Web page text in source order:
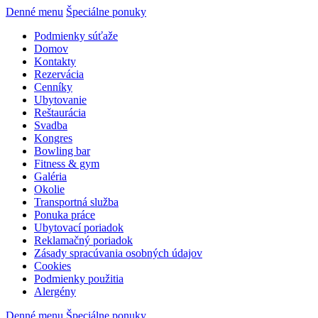
Denné menu Špeciálne ponuky
Podmienky súťaže
Domov
Kontakty
Rezervácia
Cenníky
Ubytovanie
Reštaurácia
Svadba
Kongres
Bowling bar
Fitness & gym
Galéria
Okolie
Transportná služba
Ponuka práce
Ubytovací poriadok
Reklamačný poriadok
Zásady spracúvania osobných údajov
Cookies
Podmienky použitia
Alergény
Denné menu Špeciálne ponuky